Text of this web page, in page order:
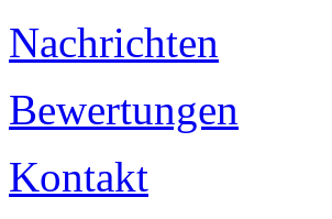
Nachrichten
Bewertungen
Kontakt